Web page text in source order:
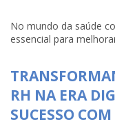
No mundo da saúde
essencial para
RH NA ERA
SUCESSO